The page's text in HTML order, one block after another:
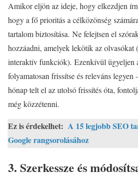
Amikor eljön az ideje, hogy elkezdjen
hogy a fő prioritás a célközönség
tartalom biztosítása. Ne felejtsen el
hozzáadni, amelyek lekötik az
interaktív funkciók). Ezenkívül ügyeljen
folyamatosan frissítse és releváns
hónap telt el az utolsó frissítés óta,
még közzétenni.
Ez is érdekelhet: A 15 legjobb SEO
Google rangsorolásához
3. Szerkessze és